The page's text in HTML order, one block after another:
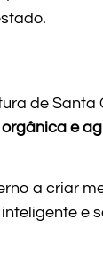
de Santa
e
a criar
e